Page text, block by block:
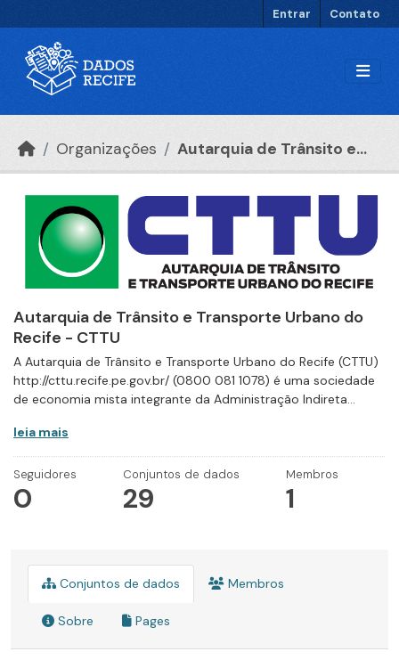
Entrar Contato
Organizações Autarquia de Trânsito e...
Autarquia de Trânsito e Transporte Urbano do
Recife - CTTU
A Autarquia de Trânsito e Transporte Urbano do Recife (CTTU)
http://cttu.recife.pe.gov.br/ (0800 081 1078) é uma sociedade
de economia mista integrante da Administração Indireta...
leia mais
Seguidores
0
Conjuntos de dados
29
Membros
1
Conjuntos de dados Membros
Sobre Pages